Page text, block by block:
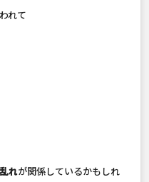
れて
れが関係しているかもしれ